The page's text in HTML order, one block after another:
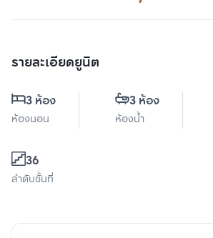
รายละเอียดยูนิต
3 ห้อง
ห้องนอน
3 ห้อง
ห้องน้ำ
36
ลำดับชั้นที่